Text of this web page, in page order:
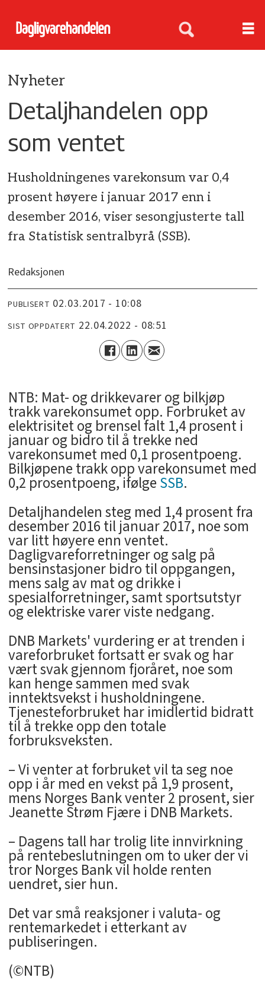
Nyheter
Detaljhandelen opp
som ventet
Husholdningenes varekonsum var 0,4
prosent høyere i januar 2017 enn i
desember 2016, viser sesongjusterte tall
fra Statistisk sentralbyrå (SSB).
Redaksjonen
PUBLISERT 02.03.2017 - 10:08
SIST OPPDATERT 22.04.2022 - 08:51
NTB: Mat- og drikkevarer og bilkjøp
trakk varekonsumet opp. Forbruket av
elektrisitet og brensel falt 1,4 prosent i
januar og bidro til å trekke ned
varekonsumet med 0,1 prosentpoeng.
Bilkjøpene trakk opp varekonsumet med
0,2 prosentpoeng, ifølgeSSB.
Detaljhandelen steg med 1,4 prosent fra
desember 2016 til januar 2017, noe som
var litt høyere enn ventet.
Dagligvareforretninger og salg på
bensinstasjoner bidro til oppgangen,
mens salg av mat og drikke i
spesialforretninger, samt sportsutstyr
og elektriske varer viste nedgang.
DNB Markets' vurdering er at trenden i
vareforbruket fortsatt er svak og har
vært svak gjennom fjoråret, noe som
kan henge sammen med svak
inntektsvekst i husholdningene.
Tjenesteforbruket har imidlertid bidratt
til å trekke opp den totale
forbruksveksten.
– Vi venter at forbruket vil ta seg noe
opp i år med en vekst på 1,9 prosent,
mens Norges Bank venter 2 prosent, sier
Jeanette Strøm Fjære i DNB Markets.
– Dagens tall har trolig lite innvirkning
på rentebeslutningen om to uker der vi
tror Norges Bank vil holde renten
uendret, sier hun.
Det var små reaksjoner i valuta- og
rentemarkedet i etterkant av
publiseringen.
(©NTB)